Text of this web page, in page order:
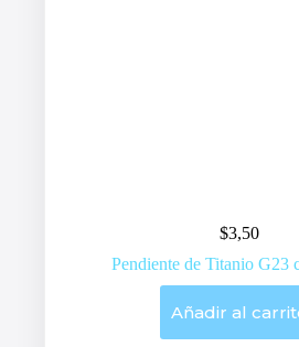
$3,50
Pendiente de Titanio G23
Añadir al